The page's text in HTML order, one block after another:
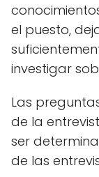
el puesto,
investigar
Las
de la
ser
de las